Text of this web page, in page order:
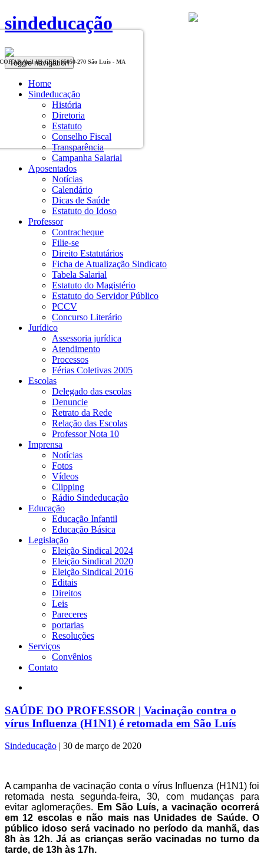
sindeducação
Toggle navigation
Home
Sindeducação
História
Diretoria
Estatuto
Conselho Fiscal
Transparência
Campanha Salarial
Aposentados
Notícias
Calendário
Dicas de Saúde
Estatuto do Idoso
Professor
Contracheque
Filie-se
Direito Estatutários
Ficha de Atualização Sindicato
Tabela Salarial
Estatuto do Magistério
Estatuto do Servidor Público
PCCV
Concurso Literário
Jurídico
Assessoria jurídica
Atendimento
Processos
Férias Coletivas 2005
Escolas
Delegado das escolas
Denuncie
Retrato da Rede
Relação das Escolas
Professor Nota 10
Imprensa
Notícias
Fotos
Vídeos
Clipping
Rádio Sindeducação
Educação
Educação Infantil
Educação Básica
Legislação
Eleição Sindical 2024
Eleição Sindical 2020
Eleição Sindical 2016
Editais
Direitos
Leis
Pareceres
portarias
Resoluções
Serviços
Convênios
Contato
SAÚDE DO PROFESSOR | Vacinação contra o
vírus Influenza (H1N1) é retomada em São Luís
Sindeducação | 30 de março de 2020
A campanha de vacinação conta o vírus Influenza (H1N1) foi
retomada nesta segunda-feira, 30, com mudanças para
evitar aglomerações.
Em São Luís, a vacinação ocorrerá
em 12 escolas e não mais nas Unidades de Saúde. O
público idoso será vacinado no período da manhã, das
8h às 12h. Já as crianças serão vacinadas no turno da
tarde, de 13h às 17h.
COHAB Anil III CEP - 65050-270 São Luis - MA